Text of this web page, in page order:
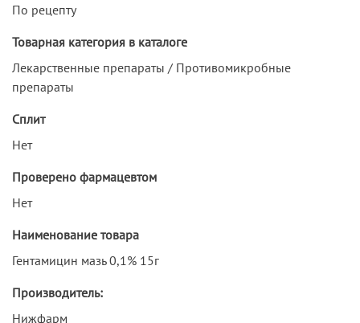
По рецепту
Товарная категория в каталоге
Лекарственные препараты / Противомикробные
препараты
Сплит
Нет
Проверено фармацевтом
Нет
Наименование товара
Гентамицин мазь 0,1% 15г
Производитель:
Нижфарм